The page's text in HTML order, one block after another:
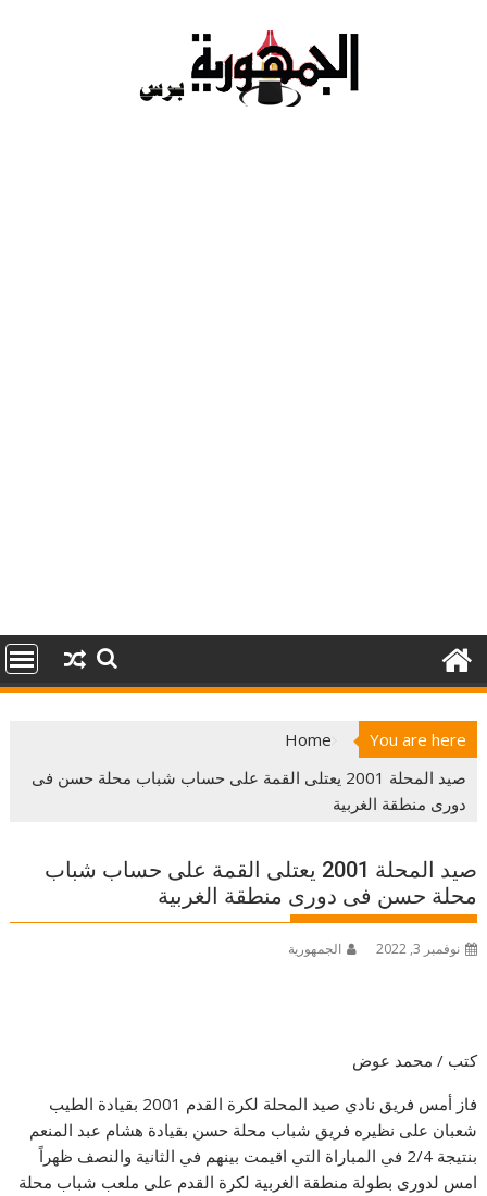
You are here
Home
صيد المحلة 2001 يعتلى القمة على حساب شباب محلة حسن فى
دورى منطقة الغربية
صيد المحلة 2001 يعتلى القمة على حساب شباب
محلة حسن فى دورى منطقة الغربية
نوفمبر 3, 2022 الجمهورية
كتب / محمد عوض
فاز أمس فريق نادي صيد المحلة لكرة القدم 2001 بقيادة الطيب
شعبان على نظيره فريق شباب محلة حسن بقيادة هشام عبد المنعم
بنتيجة 2/4 في المباراة التي اقيمت بينهم في الثانية والنصف ظهراً
امس لدورى بطولة منطقة الغربية لكرة القدم على ملعب شباب محلة